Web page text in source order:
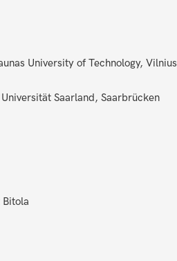
University of Technology, Vilnius
Saarland, Saarbrücken